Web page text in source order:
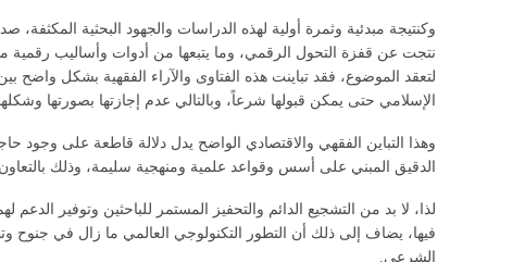
وكنتيجة مبدئية وثمرة أولية لهذه الدراسات والجهود البحثية
نتجت عن قفزة التحول الرقمي، وما يتبعها من أدوات وأساليب رقمية
لتعقد الموضوع، فقد تباينت هذه الفتاوى والآراء الفقهية بشكل
الإسلامي حتى يمكن قبولها شرعاً، وبالتالي عدم إجازتها بصورتها
وهذا التباين الفقهي والاقتصادي الواضح يدل دلالة قاطعة على وجود
الدقيق المبني على أسس وقواعد علمية ومنهجية سليمة، وذلك
لذا، لا بد من التشجيع الدائم والتحفيز المستمر للباحثين وتوفير
فيها، يضاف إلى ذلك أن التطور التكنولوجي العالمي ما زال في جنوح
الشرعي.